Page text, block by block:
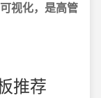
视化，是高管
推荐